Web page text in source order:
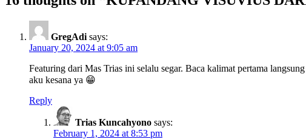
GregAdi says:
January 20, 2024 at 9:05 am
Featuring dari Mas Trias ini selalu segar. Baca kalimat pertama
aku kesana ya 😁
Reply
Trias Kuncahyono says:
February 1, 2024 at 8:53 pm